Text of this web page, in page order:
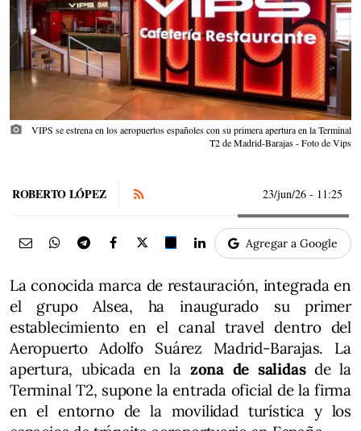
photo_camera
VIPS se estrena en los aeropuertos españoles con su primera apertura en la Terminal
T2 de Madrid-Barajas - Foto de Vips
ROBERTO LÓPEZ 23/jun/26 - 11:25
Agregar a Google
La conocida marca de restauración, integrada en
el grupo Alsea, ha inaugurado su primer
establecimiento en el canal travel dentro del
Aeropuerto Adolfo Suárez Madrid-Barajas. La
apertura, ubicada en la zona de salidasde la
Terminal T2, supone la entrada oficial de la firma
en el entorno de la movilidad turística y los